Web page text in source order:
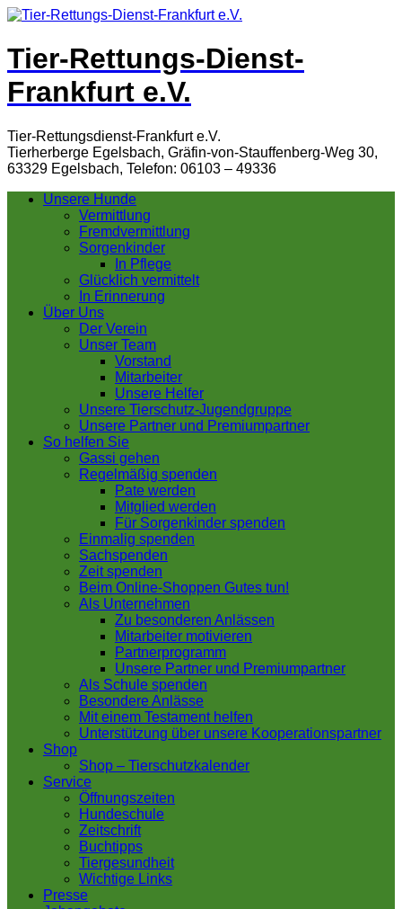
Tier-Rettungs-Dienst-
Frankfurt e.V.
Tier-Rettungsdienst-Frankfurt e.V.
Tierherberge Egelsbach, Gräfin-von-Stauffenberg-Weg 30,
63329 Egelsbach, Telefon: 06103 – 49336
Unsere Hunde
Vermittlung
Fremdvermittlung
Sorgenkinder
In Pflege
Glücklich vermittelt
In Erinnerung
Über Uns
Der Verein
Unser Team
Vorstand
Mitarbeiter
Unsere Helfer
Unsere Tierschutz-Jugendgruppe
Unsere Partner und Premiumpartner
So helfen Sie
Gassi gehen
Regelmäßig spenden
Pate werden
Mitglied werden
Für Sorgenkinder spenden
Einmalig spenden
Sachspenden
Zeit spenden
Beim Online-Shoppen Gutes tun!
Als Unternehmen
Zu besonderen Anlässen
Mitarbeiter motivieren
Partnerprogramm
Unsere Partner und Premiumpartner
Als Schule spenden
Besondere Anlässe
Mit einem Testament helfen
Unterstützung über unsere Kooperationspartner
Shop
Shop – Tierschutzkalender
Service
Öffnungszeiten
Hundeschule
Zeitschrift
Buchtipps
Tiergesundheit
Wichtige Links
Presse